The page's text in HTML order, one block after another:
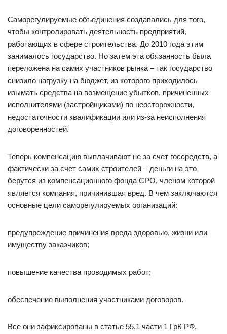
Саморегулируемые объединения создавались для того,
чтобы контролировать деятельность предприятий,
работающих в сфере строительства. До 2010 года этим
занималось государство. Но затем эта обязанность была
переложена на самих участников рынка – так государство
снизило нагрузку на бюджет, из которого приходилось
изымать средства на возмещение убытков, причиненных
исполнителями (застройщиками) по неосторожности,
недостаточности квалификации или из-за неисполнения
договоренностей.
Теперь компенсацию выплачивают не за счет госсредств, а
фактически за счет самих строителей – деньги на это
берутся из компенсационного фонда СРО, членом которой
является компания, причинившая вред. В чем заключаются
основные цели саморегулируемых организаций:
предупреждение причинения вреда здоровью, жизни или
имуществу заказчиков;
повышение качества проводимых работ;
обеспечение выполнения участниками договоров.
Все они зафиксированы в статье 55.1 части 1 ГрК РФ.